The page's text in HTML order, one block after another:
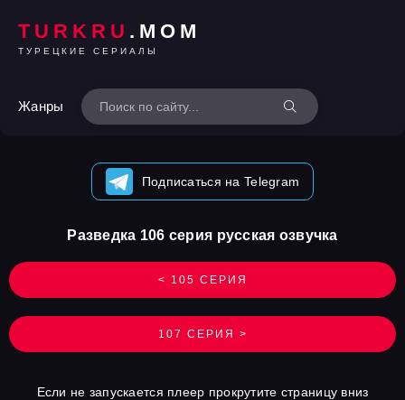
TURKRU .MOM
ТУРЕЦКИЕ СЕРИАЛЫ
Жанры
Подписаться на Telegram
< 105 СЕРИЯ
Разведка 106 серия русская озвучка
107 СЕРИЯ >
Если не запускается плеер прокрутите страницу вниз